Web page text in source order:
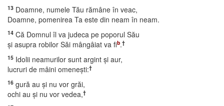
13 Doamne, numele Tău rămâne în veac,
Doamne, pomenirea Ta este din neam în neam.
14 Că Domnul îl va judeca pe poporul Său
şi asupra robilor Săi mângâiat va fib.†
15 Idolii neamurilor sunt argint şi aur,
lucruri de mâini omeneşti:†
16 gură au şi nu vor grăi,
ochi au şi nu vor vedea,†